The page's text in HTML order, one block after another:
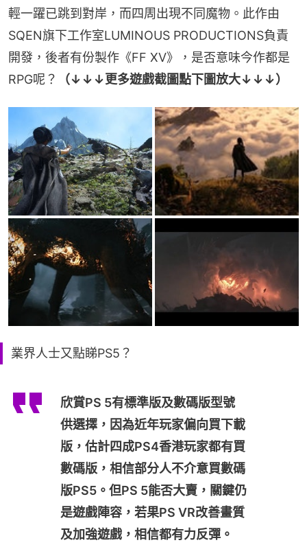
輕一躍已跳到對岸，而四周出現不同魔物。此作由
SQEN旗下工作室LUMINOUS PRODUCTIONS負責
開發，後者有份製作《FF XV》，是否意味今作都是
RPG呢？
（↓↓↓更多遊戲截圖點下圖放大↓↓↓）
業界人士又點睇PS5？
欣賞PS 5有標準版及數碼版型號
供選擇，因為近年玩家偏向買下載
版，估計四成PS4香港玩家都有買
數碼版，相信部分人不介意買數碼
版PS5。但PS 5能否大賣，關鍵仍
是遊戲陣容，若果PS VR改善畫質
及加強遊戲，相信都有力反彈。